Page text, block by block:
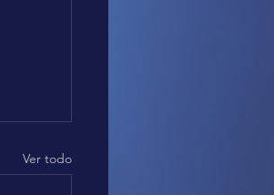
Ver todo